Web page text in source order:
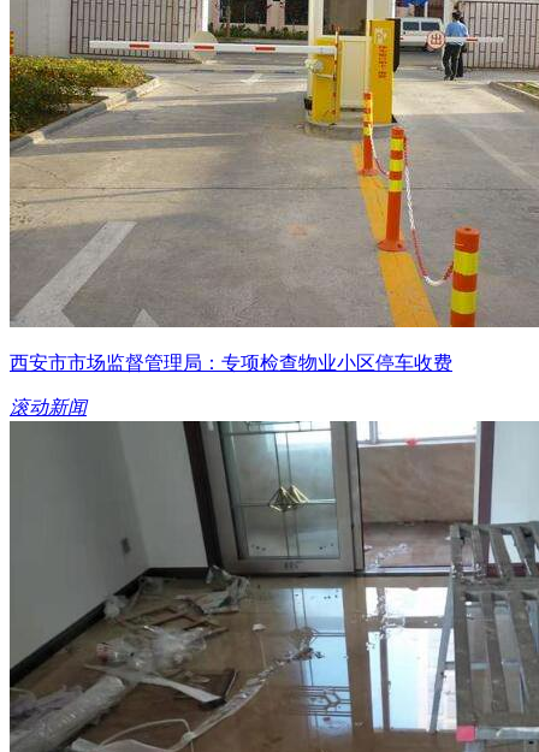
西安市市场监督管理局：专项检查物业小区停车收费
滚动新闻